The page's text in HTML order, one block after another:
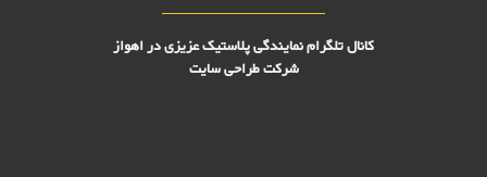
کانال تلگرام نمایندگی پلاستیک عزیزی در اهواز
شرکت طراحی سایت